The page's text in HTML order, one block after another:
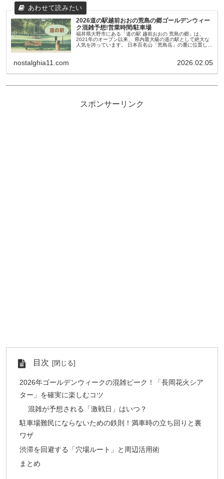
2026道の駅越前おおの荒島の郷ゴールデンウィー
ク混雑予想!営業時間/駐車場
福井県大野市にある「道の駅 越前おおの 荒島の郷」は、
2021年のオープン以来、 県内最大級の道の駅として絶大な
人気を誇っています。 日本百名山「荒島岳」の麓に位置し、
nostalghia11.com 2026.02.05
スポンサーリンク
目次
2026年ゴールデンウィークの混雑ピーク！「長岡花火シア
ター」を確実に楽しむコツ
混雑が予想される「激戦日」はいつ？
駐車場難民にならないための鉄則！満車時の立ち回りと裏
ワザ
渋滞を回避する「穴場ルート」と周辺活用術
まとめ